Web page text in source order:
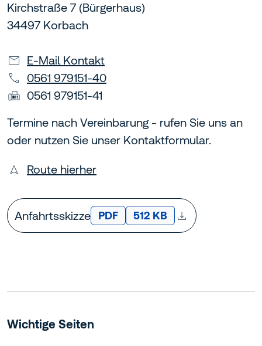
Kirchstraße 7 (Bürgerhaus)
34497 Korbach
E-Mail Kontakt
0561 979151-40
0561 979151-41
Termine nach Vereinbarung - rufen Sie uns an
oder nutzen Sie unser Kontaktformular.
Route hierher
Anfahrtsskizze DATEITYP:
PDF Dateigröße:
512 KB
Wichtige Seiten